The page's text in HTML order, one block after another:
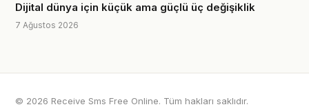
Dijital dünya için küçük ama güçlü üç değişiklik
7 Ağustos 2026
© 2026 Receive Sms Free Online. Tüm hakları saklıdır.